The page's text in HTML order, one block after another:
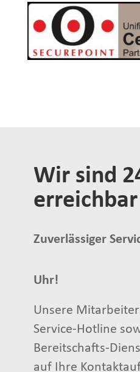
Wir sind
erreichbar
Zuverlässiger
Uhr!
Unsere
Service-Hotline
Bereitschafts-
auf Ihre